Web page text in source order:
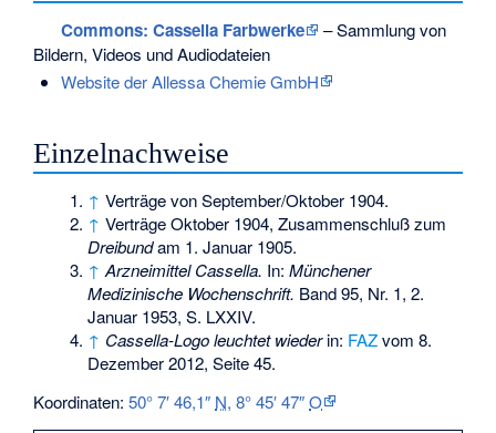
Commons: Cassella Farbwerke
– Sammlung von
Bildern, Videos und Audiodateien
Website der Allessa Chemie GmbH
Einzelnachweise
↑ Verträge von September/Oktober 1904.
↑ Verträge Oktober 1904, Zusammenschluß zum
Dreibundam 1. Januar 1905.
↑ Arzneimittel Cassella. In:Münchener
Medizinische Wochenschrift. Band 95, Nr. 1, 2.
Januar 1953, S. LXXIV.
↑ Cassella-Logo leuchtet wiederin: FAZvom 8.
Dezember 2012, Seite 45.
Koordinaten:50° 7′ 46,1″ N,8° 45′ 47″O